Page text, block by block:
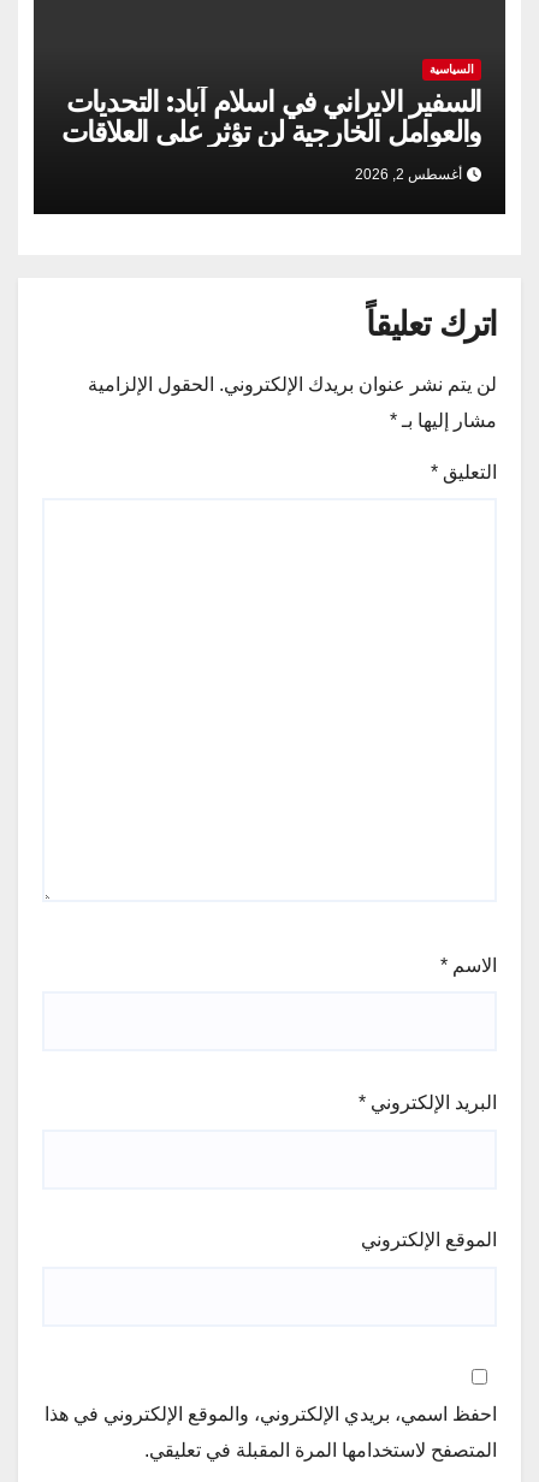
السياسية
السفير الايراني في اسلام آباد: التحديات
والعوامل الخارجية لن تؤثر على العلاقات
الإيرانية الباكستانية
أغسطس 2, 2026
اترك تعليقاً
لن يتم نشر عنوان بريدك الإلكتروني. الحقول الإلزامية
مشار إليها بـ *
التعليق *
الاسم *
البريد الإلكتروني *
الموقع الإلكتروني
احفظ اسمي، بريدي الإلكتروني، والموقع الإلكتروني في هذا
المتصفح لاستخدامها المرة المقبلة في تعليقي.